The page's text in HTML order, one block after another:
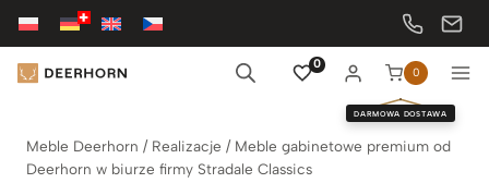
Przejdź
treści
0
0
DARMOWA DOSTAWA
Meble Deerhorn / Realizacje / Meble gabinetowe premium od
Deerhorn w biurze firmy Stradale Classics